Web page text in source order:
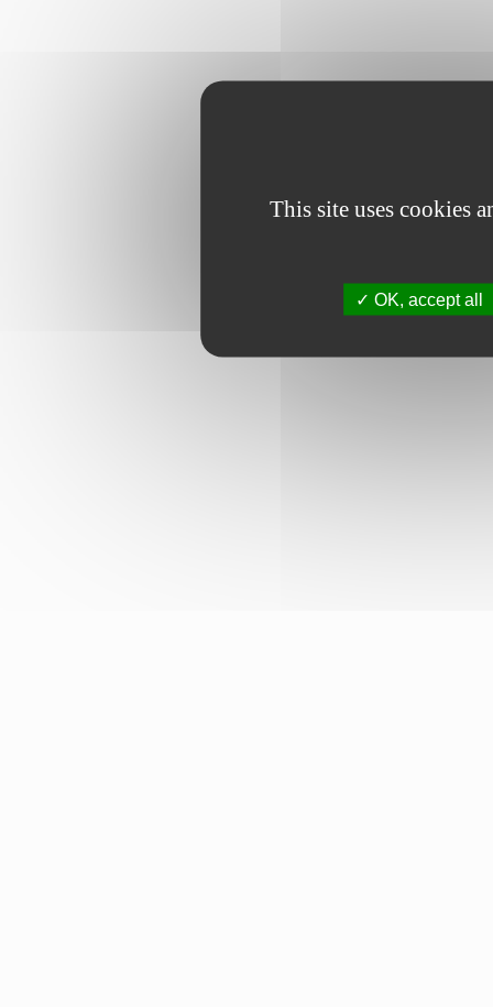
This site uses cookies
OK, accept all